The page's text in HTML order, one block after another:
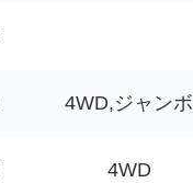
4WD,ジャンボ
4WD